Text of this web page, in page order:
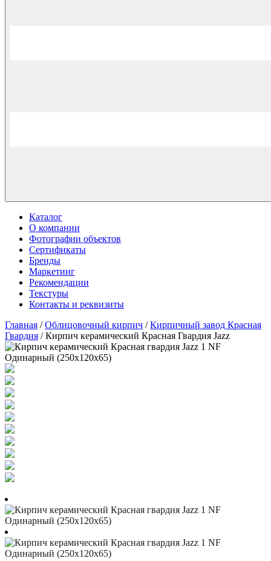
Каталог
О компании
Фотографии объектов
Сертификаты
Бренды
Маркетинг
Рекомендации
Текстуры
Контакты и реквизиты
Главная /Облицовочный кирпич /Кирпичный завод Красная
Гвардия / Кирпич керамический Красная Гвардия Jazz